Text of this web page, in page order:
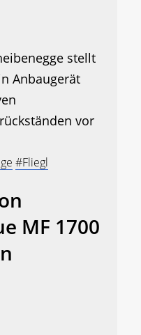
stellt
Anbaugerät
vor
#Fliegl
MF 1700